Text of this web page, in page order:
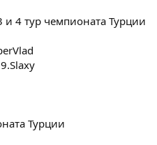
4 тур чемпионата Турции
Турции